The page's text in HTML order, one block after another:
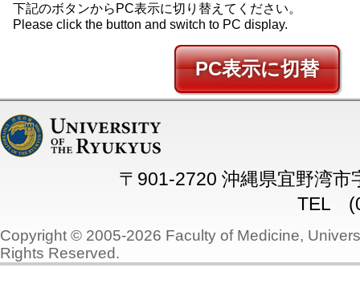
下記のボタンからPC表示に切り替えてください。
Please click the button and switch to PC display.
PC
〒901-2720 沖縄県宜野湾市
TEL
Copyright © 2005-2026 Faculty of Medicine,
Rights Reserved.